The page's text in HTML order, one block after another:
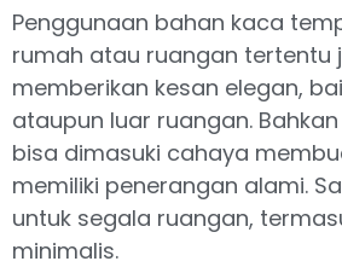
Penggunaan bahan kaca
rumah atau ruangan tertentu
memberikan kesan elegan,
ataupun luar ruangan.
bisa dimasuki cahaya
memiliki penerangan alami.
untuk segala ruangan,
minimalis.